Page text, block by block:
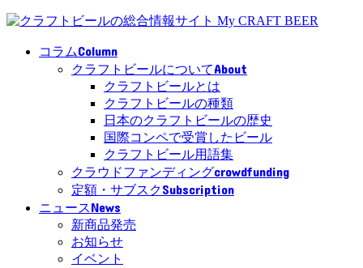
コラムColumn
クラフトビールについてAbout
クラフトビールとは
クラフトビールの種類
日本のクラフトビールの歴史
国際コンペで受賞したビール
クラフトビール用語集
クラウドファンディングcrowdfunding
定額・サブスクSubscription
ニュースNews
新商品発売
お知らせ
イベント